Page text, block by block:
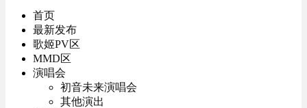
首页
最新发布
歌姬PV区
MMD区
演唱会
初音未来演唱会
其他演出